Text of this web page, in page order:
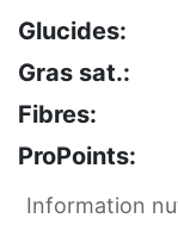
Glucides:
Gras sat.:
Fibres:
ProPoints:
Information